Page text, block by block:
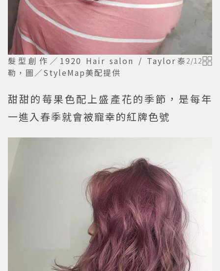
髮型創作／1920 Hair salon / Taylor泰
勒，圖／StyleMap美配提供
2/12
甜甜的莓果色配上盛產花的季節，是每年
一進入春季就會被寵幸的紅牌色號